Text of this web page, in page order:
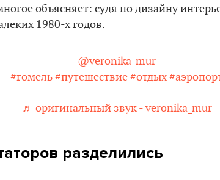
объясняет: судя по дизайну
1980-х годов.
@veronika_mur
#гомель#путешествие#отдых
♬ оригинальный звук - veronika_mur
разделились